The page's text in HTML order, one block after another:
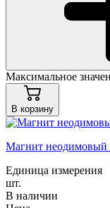
Максимальное
В корзину
Магнит неодимовый
Единица измерения
шт.
В наличии